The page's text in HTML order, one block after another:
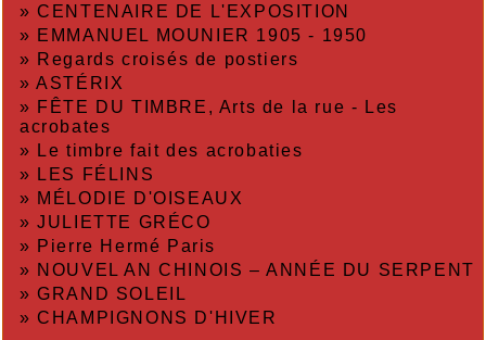
»CENTENAIRE DE L'EXPOSITION
» EMMANUEL MOUNIER 1905 - 1950
» Regards croisés de postiers
»ASTÉRIX
» FÊTE DU TIMBRE, Arts de la rue - Les
acrobates
» Le timbre fait des acrobaties
» LES FÉLINS
» MÉLODIE D'OISEAUX
»JULIETTE GRÉCO
» Pierre Hermé Paris
» NOUVEL AN CHINOIS – ANNÉE DU SERPENT
»GRAND SOLEIL
»CHAMPIGNONS D'HIVER